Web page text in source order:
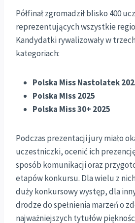
Półfinał zgromadził blisko 400
reprezentujących wszystkie
Kandydatki rywalizowały w
kategoriach:
Polska Miss Nastolatek
Polska Miss 2025
Polska Miss 30+ 2025
Podczas prezentacji jury miało
uczestniczki, ocenić ich
sposób komunikacji oraz
etapów konkursu. Dla wielu z
duży konkursowy występ, dla
drodze do spełnienia marzeń o
najważniejszych tytułów